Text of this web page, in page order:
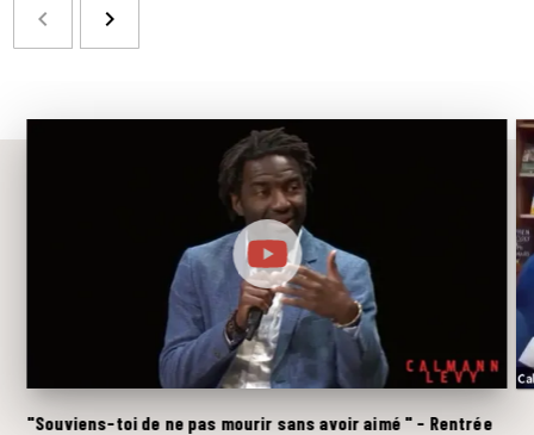
navigate_before navigate_next
"Souviens-toi de ne pas mourir sans avoir aimé " - Rentrée